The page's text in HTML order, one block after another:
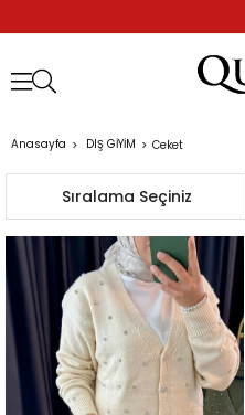
3000
Anasayfa DIŞ GİYİM Ceket
Sıralama